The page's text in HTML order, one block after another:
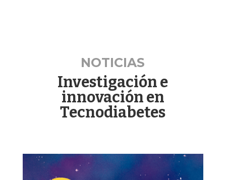
NOTICIAS
Investigación e
innovación en
Tecnodiabetes